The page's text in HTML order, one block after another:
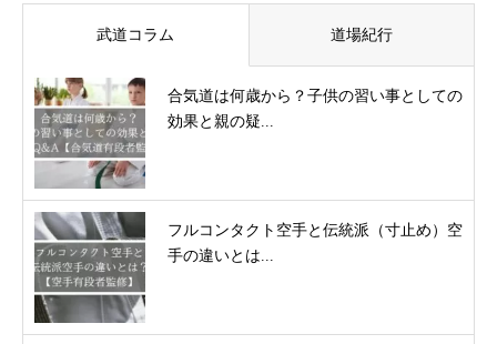
武道コラム 道場紀行
合気道は何歳から？子供の習い事としての
効果と親の疑...
フルコンタクト空手と伝統派（寸止め）空
手の違いとは...